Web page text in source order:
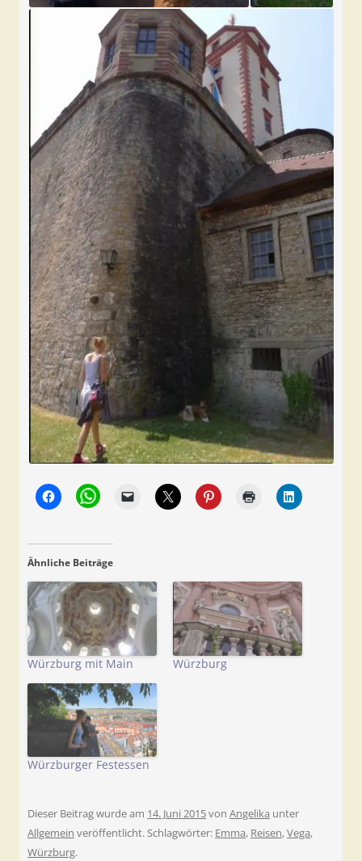
Ähnliche Beiträge
Würzburg mit Main Würzburg
Würzburger Festessen
Dieser Beitrag wurde am 14. Juni 2015von Angelika unter
Allgemein veröffentlicht. Schlagwörter: Emma, Reisen,Vega,
Würzburg.